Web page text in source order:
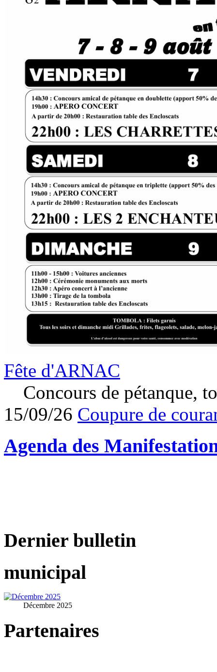
Fête d'ARNAC
Concours de pétanque,
15/09/26 Coupure de
Agenda des
Dernier bulletin
municipal
Décembre 2025
Partenaires